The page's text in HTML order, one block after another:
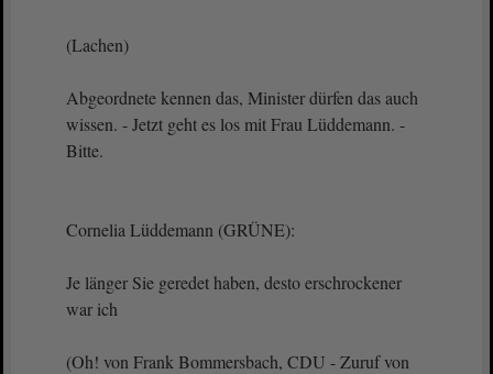
(Lachen)
Abgeordnete kennen das, Minister dürfen das auch
wissen. - Jetzt geht es los mit Frau Lüddemann. -
Bitte.
Cornelia Lüddemann (GRÜNE):
Je länger Sie geredet haben, desto erschrockener
war ich
(Oh! von Frank Bommersbach, CDU - Zuruf von